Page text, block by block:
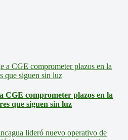
CGE comprometer plazos en la
que siguen sin luz